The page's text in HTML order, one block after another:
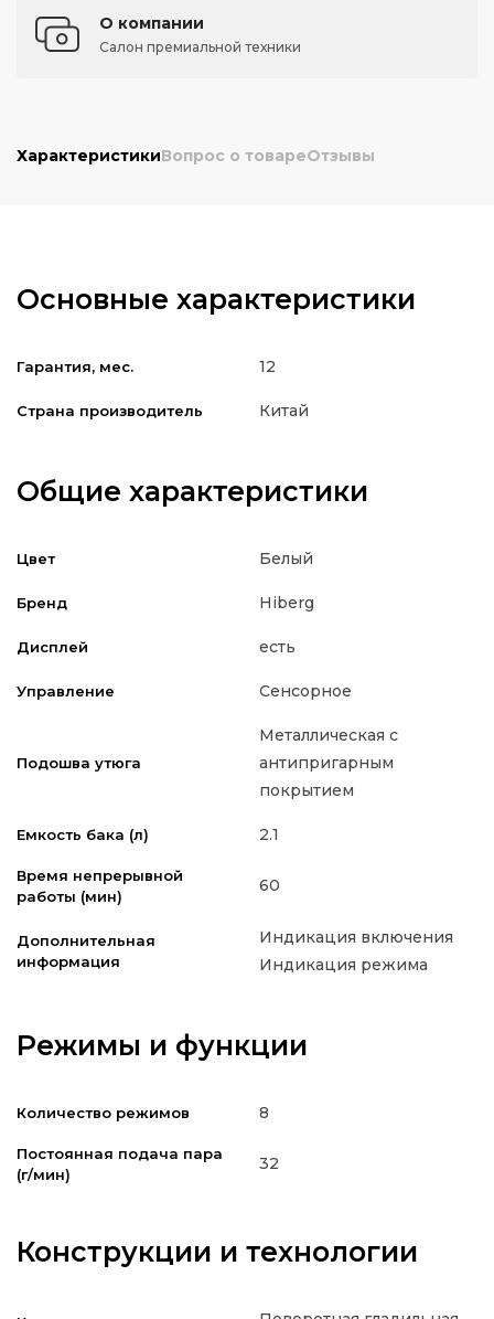
О компании
Салон премиальной техники
ХарактеристикиВопрос о товареОтзывы
Основные характеристики
Гарантия, мес. 12
Страна производитель Китай
Общие характеристики
Цвет Белый
Бренд Hiberg
Дисплей есть
Управление Сенсорное
Подошва утюга
Металлическая с
антипригарным
покрытием
Емкость бака (л) 2.1
Время непрерывной
работы (мин)
60
Дополнительная
информация
Индикация включения
Индикация режима
Режимы и функции
Количество режимов 8
Постоянная подача пара
(г/мин)
32
Конструкции и технологии